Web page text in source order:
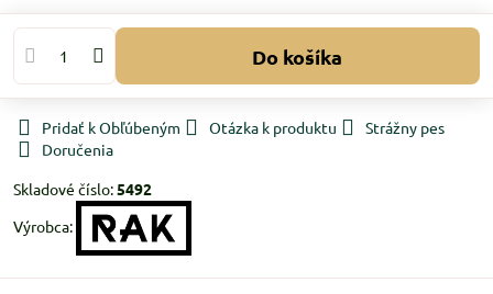
Do košíka
Pridať k Obľúbeným Otázka k produktu
Strážny pes
Doručenia
Skladové číslo:5492
Výrobca: